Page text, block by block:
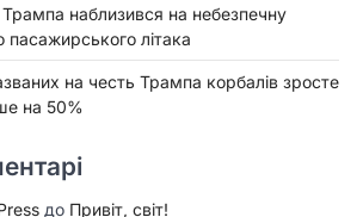
Трампа наблизився на небезпечну
пасажирського літака
на честь Трампа корбалів зросте
на 50%
до Привіт, світ!